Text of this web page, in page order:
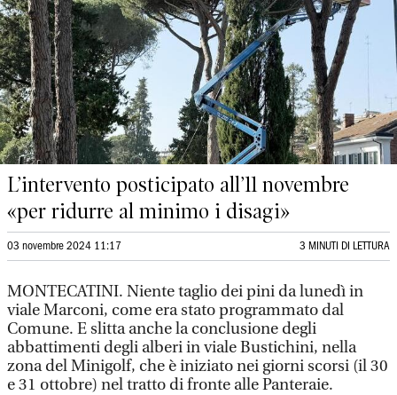
L’intervento posticipato all’11 novembre
«per ridurre al minimo i disagi»
03 novembre 2024 11:17 3 MINUTI DI LETTURA
MONTECATINI. Niente taglio dei pini da lunedì in
viale Marconi, come era stato programmato dal
Comune. E slitta anche la conclusione degli
abbattimenti degli alberi in viale Bustichini, nella
zona del Minigolf, che è iniziato nei giorni scorsi (il 30
e 31 ottobre) nel tratto di fronte alle Panteraie.